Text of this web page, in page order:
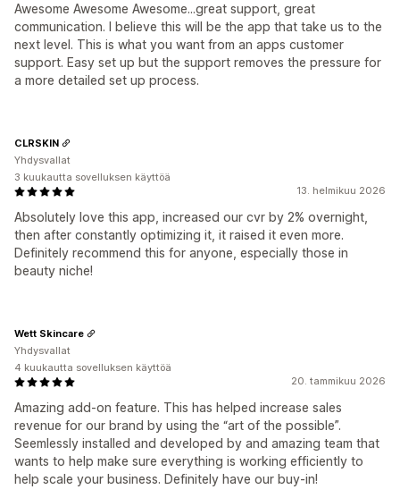
Awesome Awesome Awesome...great support, great
communication. I believe this will be the app that take us to the
next level. This is what you want from an apps customer
support. Easy set up but the support removes the pressure for
a more detailed set up process.
13. helmikuu 2026
Absolutely love this app, increased our cvr by 2% overnight,
then after constantly optimizing it, it raised it even more.
Definitely recommend this for anyone, especially those in
beauty niche!
CLRSKIN
Yhdysvallat
3 kuukautta sovelluksen käyttöä
20. tammikuu 2026
Amazing add-on feature. This has helped increase sales
revenue for our brand by using the “art of the possible”.
Seemlessly installed and developed by and amazing team that
wants to help make sure everything is working efficiently to
help scale your business. Definitely have our buy-in!
Wett Skincare
Yhdysvallat
4 kuukautta sovelluksen käyttöä